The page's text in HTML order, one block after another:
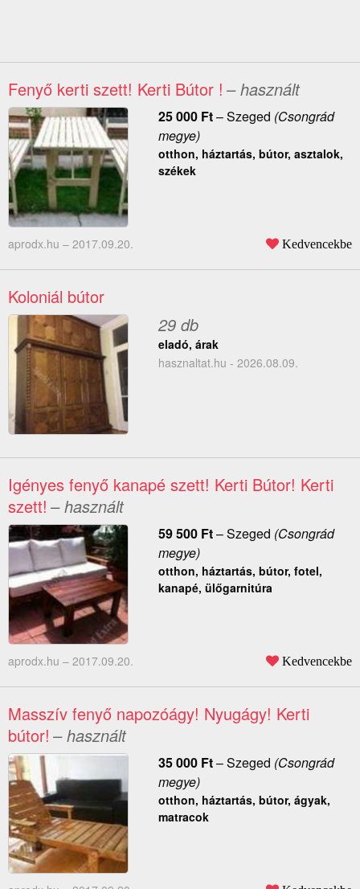
Fenyő kerti szett! Kerti Bútor ! – használt
25 000 Ft–Szeged (Csongrád
megye)
otthon, háztartás, bútor, asztalok,
székek
aprodx.hu – 2017.09.20. Kedvencekbe
Koloniál bútor
29 db
eladó, árak
hasznaltat.hu - 2026.08.09.
Igényes fenyő kanapé szett! Kerti Bútor! Kerti
szett! – használt
59 500 Ft–Szeged (Csongrád
megye)
otthon, háztartás, bútor, fotel,
kanapé, ülőgarnitúra
aprodx.hu – 2017.09.20. Kedvencekbe
Masszív fenyő napozóágy! Nyugágy! Kerti
bútor! – használt
35 000 Ft–Szeged (Csongrád
megye)
otthon, háztartás, bútor, ágyak,
matracok